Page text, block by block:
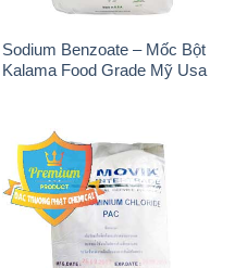
Sodium Benzoate – Mốc Bột
Kalama Food Grade Mỹ Usa